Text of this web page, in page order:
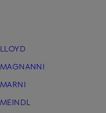
LLOYD
MAGNANNI
MARNI
MEINDL